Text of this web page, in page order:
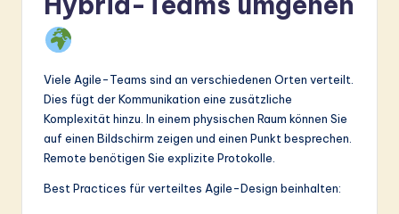
Viele Agile-Teams sind an verschiedenen Orten verteilt.
Dies fügt der Kommunikation eine zusätzliche
Komplexität hinzu. In einem physischen Raum können Sie
auf einen Bildschirm zeigen und einen Punkt besprechen.
Remote benötigen Sie explizite Protokolle.
Best Practices für verteiltes Agile-Design beinhalten: